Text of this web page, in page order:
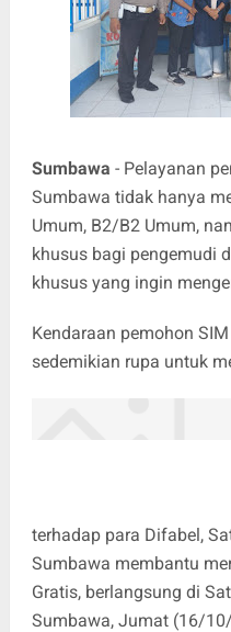
Sumbawa - Pelayanan
Sumbawa tidak hanya
Umum, B2/B2 Umum,
khusus bagi pengemudi
khusus yang ingin
Kendaraan pemohon
sedemikian rupa untuk
terhadap para Difabel,
Sumbawa membantu
Gratis, berlangsung di
Sumbawa, Jumat (16/